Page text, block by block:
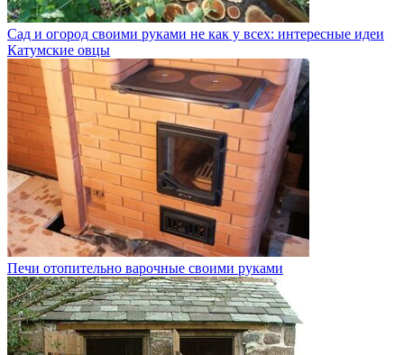
Сад и огород своими руками не как у всех: интересные идеи
Катумские овцы
Печи отопительно варочные своими руками